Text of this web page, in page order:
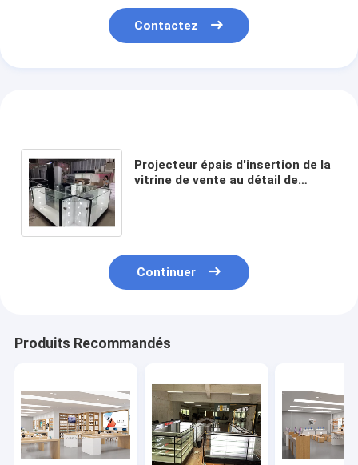
Contactez
Projecteur épais d'insertion de la
vitrine de vente au détail de
Continuer
Produits Recommandés